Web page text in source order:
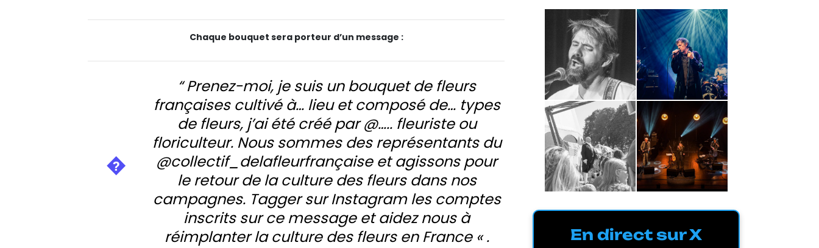
Chaque bouquet sera porteur d’un message :
“ Prenez-moi, je suis un bouquet de fleurs
françaises cultivé à… lieu et composé de… types
de fleurs, j’ai été créé par @….. fleuriste ou
floriculteur. Nous sommes des représentants du
@collectif_delafleurfrançaise et agissons pour
le retour de la culture des fleurs dans nos
campagnes. Tagger sur Instagram les comptes
inscrits sur ce message et aidez nous à
réimplanter la culture des fleurs en France « .
En direct sur X